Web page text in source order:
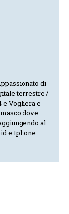
di
terrestre /
e Voghera e
dove
al
e Iphone.